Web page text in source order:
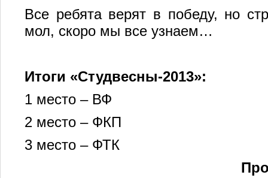
Все ребята верят в победу, но
мол, скоро мы все узнаем…
Итоги «Студвесны-2013»:
1 место – ВФ
2 место – ФКП
3 место – ФТК